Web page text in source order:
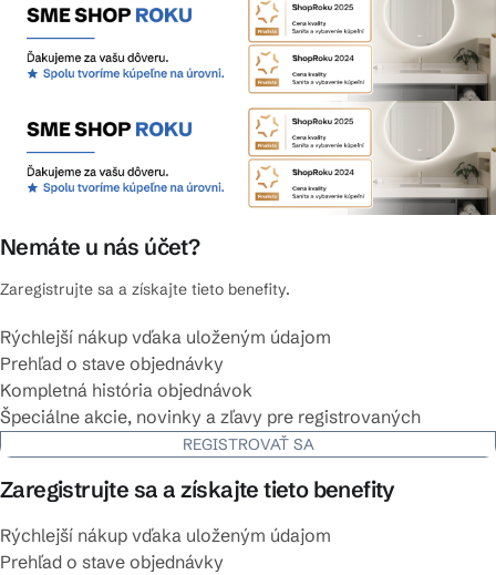
Nemáte u nás účet?
Zaregistrujte sa a získajte tieto benefity.
Rýchlejší nákup vďaka uloženým údajom
Prehľad o stave objednávky
Kompletná história objednávok
Špeciálne akcie, novinky a zľavy pre registrovaných
REGISTROVAŤ SA
Zaregistrujte sa a získajte tieto benefity
Rýchlejší nákup vďaka uloženým údajom
Prehľad o stave objednávky